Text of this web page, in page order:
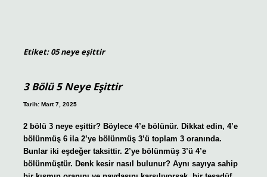
Etiket:05 neye eşittir
3 Bölü 5 Neye Eşittir
Tarih: Mart 7, 2025
2 bölü 3 neye eşittir? Böylece 4’e bölünür. Dikkat edin, 4’e
bölünmüş 6 ila 2’ye bölünmüş 3’ü toplam 3 oranında.
Bunlar iki eşdeğer taksittir. 2’ye bölünmüş 3’ü 4’e
bölünmüştür. Denk kesir nasıl bulunur? Aynı sayıya sahip